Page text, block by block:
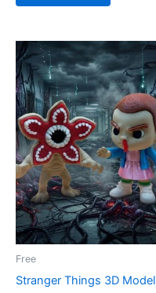
Free
Stranger Things 3D Model